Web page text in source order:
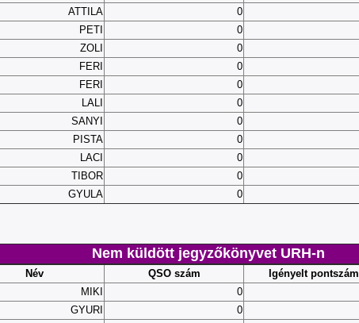
ATTILA 0
PETI 0
ZOLI 0
FERI 0
FERI 0
LALI 0
SANYI 0
PISTA 0
LACI 0
TIBOR 0
GYULA 0
Nem küldött jegyzőkönyvet URH-n
Név QSO szám Igényelt pontszám
MIKI 0
GYURI 0